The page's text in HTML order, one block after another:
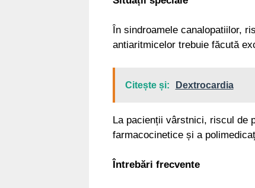
În sindroamele canalopatiilor,
antiaritmicelor trebuie făcută
Citește și: Dextrocardia
La pacienții vârstnici, riscul de
farmacocinetice și a
Întrebări frecvente